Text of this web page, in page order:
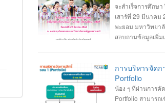
2568
และแอนิเมชัน รายละเอียดสาขาวิชา เกณฑ์คุณ
และรายละเอียดการรับสมัคร ------------------- สอ
งานรับเข้าศึกษา ฯ อาคารเรียนและปฏิบัติการ ชั้
จะสำเร็จการศึกษ
เสาร์ที่ 29 มีนาคม
พะยอม มหาวิทยา
สอบถามข้อมูลเพิ่ม
การบริหารจัดก
Portfolio
น้อง ๆ ที่ผ่านการคั
Portfolio สามารถ